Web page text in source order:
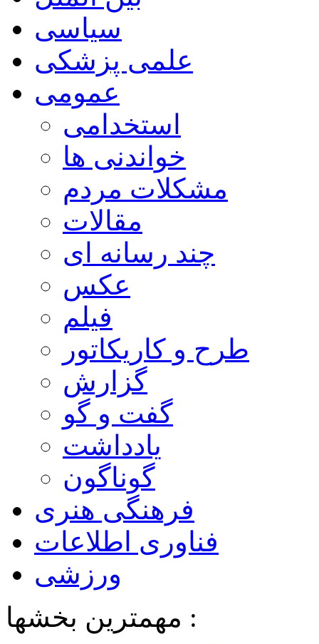
سیاسی
علمی پزشکی
عمومی
استخدامی
خواندنی ها
مشکلات مردم
مقالات
چند رسانه ای
عکس
فیلم
طرح و کاریکاتور
گزارش
گفت و گو
یادداشت
گوناگون
فرهنگی هنری
فناوری اطلاعات
ورزشی
مهمترین بخشها :